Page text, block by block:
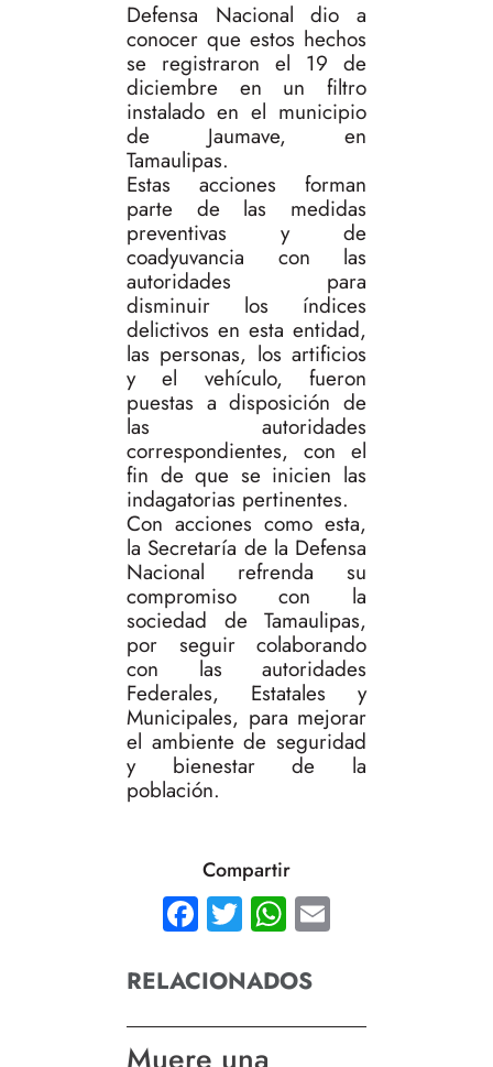
Defensa Nacional dio a
conocer que estos hechos
se registraron el 19 de
diciembre en un filtro
instalado en el municipio
de Jaumave, en
Tamaulipas.
Estas acciones forman
parte de las medidas
preventivas y de
coadyuvancia con las
autoridades para
disminuir los índices
delictivos en esta entidad,
las personas, los artificios
y el vehículo, fueron
puestas a disposición de
las autoridades
correspondientes, con el
fin de que se inicien las
indagatorias pertinentes.
Con acciones como esta,
la Secretaría de la Defensa
Nacional refrenda su
compromiso con la
sociedad de Tamaulipas,
por seguir colaborando
con las autoridades
Federales, Estatales y
Municipales, para mejorar
el ambiente de seguridad
y bienestar de la
población.
Compartir
Facebook
TwitterWhatsApp
RELACIONADOS